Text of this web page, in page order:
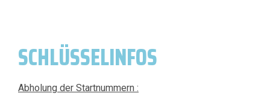
SCHLÜSSELINFOS
Abholung der Startnummern :